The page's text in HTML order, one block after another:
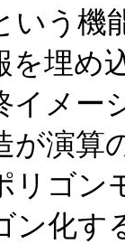
いう機
を埋め
イメー
が演算
リゴン
ン化す